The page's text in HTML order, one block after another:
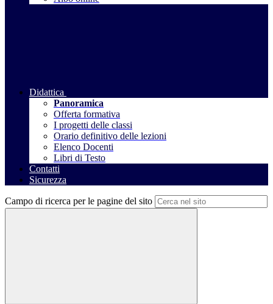
Didattica
Panoramica
Offerta formativa
I progetti delle classi
Orario definitivo delle lezioni
Elenco Docenti
Libri di Testo
Contatti
Sicurezza
Campo di ricerca per le pagine del sito